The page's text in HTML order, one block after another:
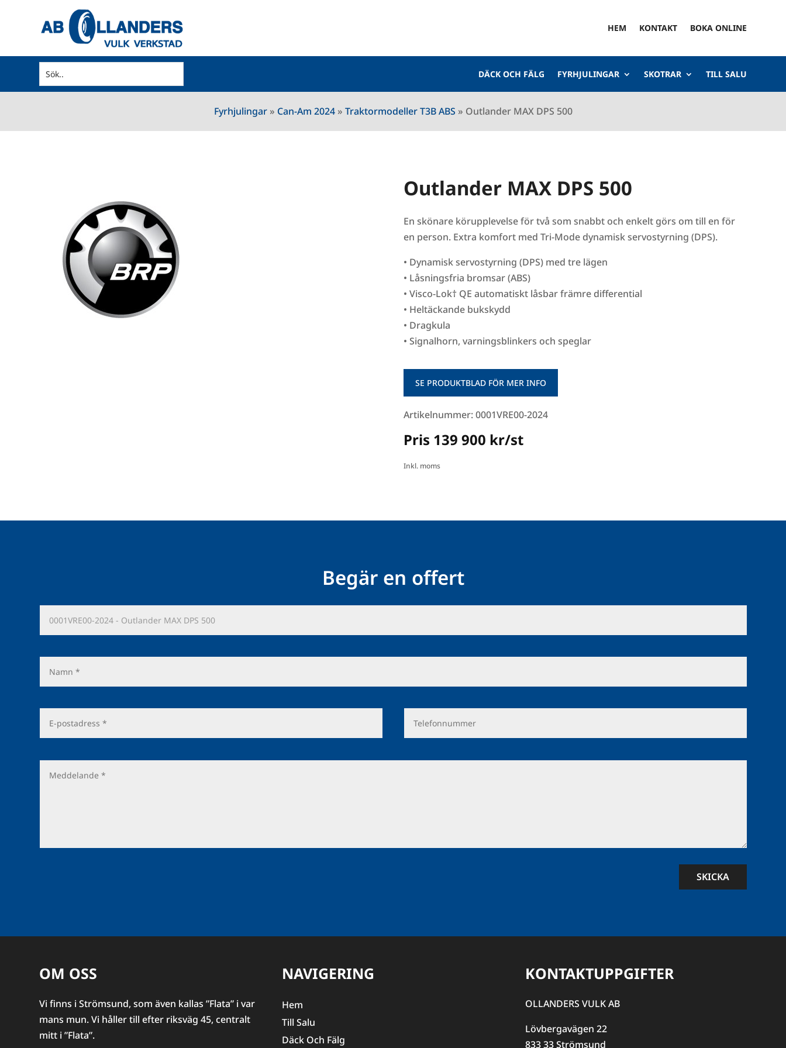
HEM KONTAKT BOKA ONLINE
DÄCK OCH FÄLG FYRHJULINGAR SKOTRAR TILL SALU
Fyrhjulingar» Can-Am 2024» Traktormodeller T3B ABS » Outlander MAX DPS 500
Outlander MAX DPS 500
En skönare körupplevelse för två som snabbt och enkelt görs om till en för
en person. Extra komfort med Tri-Mode dynamisk servostyrning (DPS).
• Dynamisk servostyrning (DPS) med tre lägen
• Låsningsfria bromsar (ABS)
• Visco-Lok† QE automatiskt låsbar främre differential
• Heltäckande bukskydd
• Dragkula
• Signalhorn, varningsblinkers och speglar
SE PRODUKTBLAD FÖR MER INFO
Artikelnummer: 0001VRE00-2024
Pris 139 900 kr/st
Inkl. moms
Begär en offert
SKICKA
OM OSS
Vi finns i Strömsund, som även kallas ”Flata” i var
mans mun. Vi håller till efter riksväg 45, centralt
mitt i ”Flata”.
NAVIGERING
Hem
Till Salu
Däck Och Fälg
KONTAKTUPPGIFTER
OLLANDERS VULK AB
Lövbergavägen 22
833 33 Strömsund